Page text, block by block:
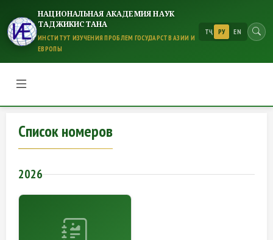
НАЦИОНАЛЬНАЯ АКАДЕМИЯ НАУК
ТАДЖИКИСТАНА
ИНСТИТУТ ИЗУЧЕНИЯ ПРОБЛЕМ ГОСУДАРСТВ АЗИИ И
ЕВРОПЫ
ТҶ РУ EN
Список номеров
Список номеров
2026